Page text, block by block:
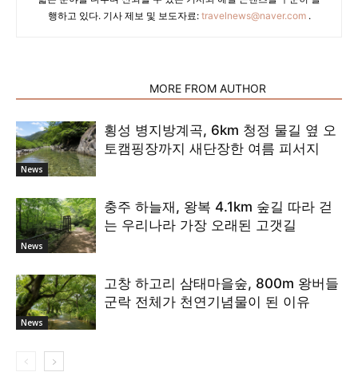
행하고 있다. 기사 제보 및 보도자료: travelnews@naver.com.
MORE FROM AUTHOR
News
횡성 병지방계곡, 6km 청정 물길 옆 오
토캠핑장까지 새단장한 여름 피서지
News
충주 하늘재, 왕복 4.1km 숲길 따라 걷
는 우리나라 가장 오래된 고갯길
News
고창 하고리 삼태마을숲, 800m 왕버들
군락 전체가 천연기념물이 된 이유